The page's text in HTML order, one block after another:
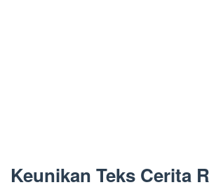
Keunikan Teks Cerita